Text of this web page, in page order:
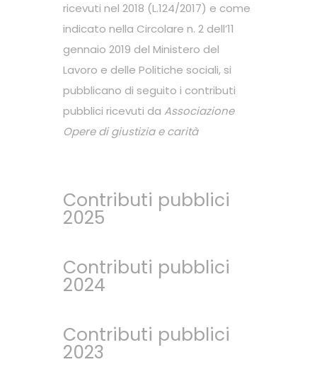
ricevuti nel 2018 (L.124/2017) e come
indicato nella Circolare n. 2 dell’11
gennaio 2019 del Ministero del
Lavoro e delle Politiche sociali, si
pubblicano di seguito i contributi
pubblici ricevuti da Associazione
Opere di giustizia e carità
Contributi pubblici
2025
Contributi pubblici
2024
Contributi pubblici
2023